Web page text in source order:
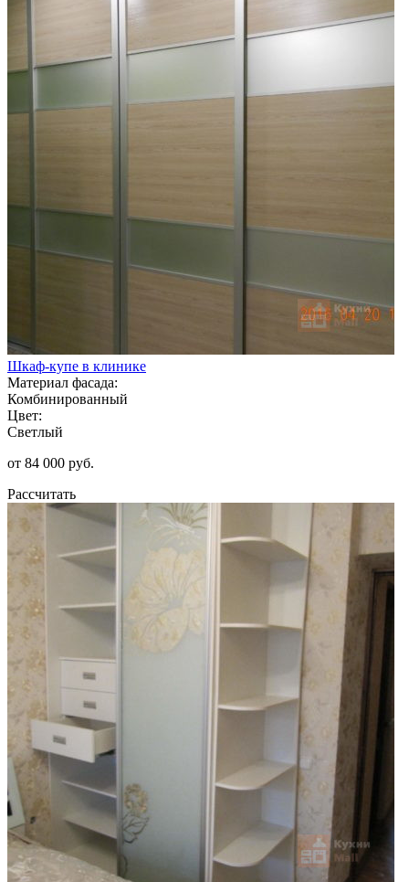
Шкаф-купе в клинике
Материал фасада:
Комбинированный
Цвет:
Светлый
от 84 000 руб.
Рассчитать